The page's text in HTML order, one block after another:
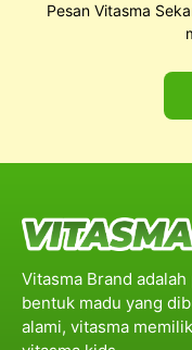
Pesan Vitasma
Vitasma Brand
bentuk madu yang
alami, vitasma